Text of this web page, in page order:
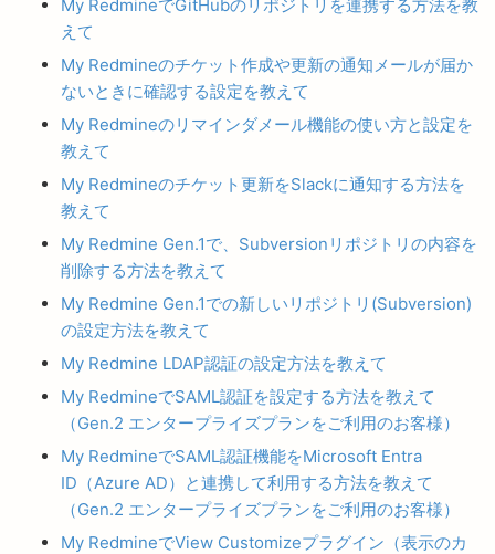
My RedmineでGitHubのリポジトリを連携する方法を教
えて
My Redmineのチケット作成や更新の通知メールが届か
ないときに確認する設定を教えて
My Redmineのリマインダメール機能の使い方と設定を
教えて
My Redmineのチケット更新をSlackに通知する方法を
教えて
My Redmine Gen.1で、Subversionリポジトリの内容を
削除する方法を教えて
My Redmine Gen.1での新しいリポジトリ(Subversion)
の設定方法を教えて
My Redmine LDAP認証の設定方法を教えて
My RedmineでSAML認証を設定する方法を教えて
（Gen.2 エンタープライズプランをご利用のお客様）
My RedmineでSAML認証機能をMicrosoft Entra
ID（Azure AD）と連携して利用する方法を教えて
（Gen.2 エンタープライズプランをご利用のお客様）
My RedmineでView Customizeプラグイン（表示のカ